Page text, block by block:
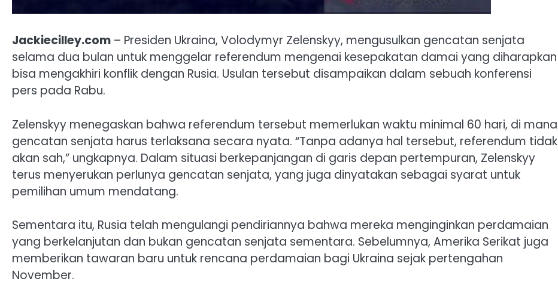
Jackiecilley.com – Presiden Ukraina, Volodymyr Zelenskyy, mengusulkan gencatan senjata
selama dua bulan untuk menggelar referendum mengenai kesepakatan damai yang diharapkan
bisa mengakhiri konflik dengan Rusia. Usulan tersebut disampaikan dalam sebuah konferensi
pers pada Rabu.
Zelenskyy menegaskan bahwa referendum tersebut memerlukan waktu minimal 60 hari, di mana
gencatan senjata harus terlaksana secara nyata. “Tanpa adanya hal tersebut, referendum tidak
akan sah,” ungkapnya. Dalam situasi berkepanjangan di garis depan pertempuran, Zelenskyy
terus menyerukan perlunya gencatan senjata, yang juga dinyatakan sebagai syarat untuk
pemilihan umum mendatang.
Sementara itu, Rusia telah mengulangi pendiriannya bahwa mereka menginginkan perdamaian
yang berkelanjutan dan bukan gencatan senjata sementara. Sebelumnya, Amerika Serikat juga
memberikan tawaran baru untuk rencana perdamaian bagi Ukraina sejak pertengahan
November.